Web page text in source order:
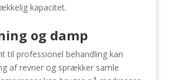
kapacitet.
og damp
til professionel behandling kan
af revner og sprækker samle